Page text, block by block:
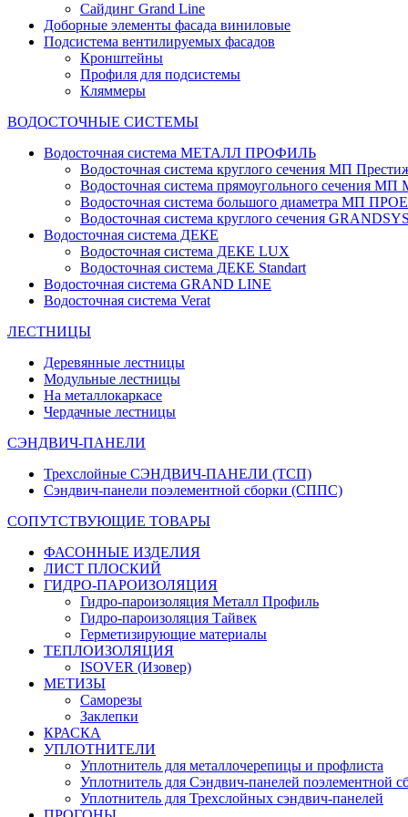
Сайдинг Grand Line
Доборные элементы фасада виниловые
Подсистема вентилируемых фасадов
Кронштейны
Профиля для подсистемы
Кляммеры
ВОДОСТОЧНЫЕ СИСТЕМЫ
Водосточная система МЕТАЛЛ ПРОФИЛЬ
Водосточная система круглого сечения МП
Водосточная система прямоугольного сечения МП
Водосточная система большого диаметра МП
Водосточная система круглого сечения
Водосточная система ДЕКЕ
Водосточная система ДЕКЕ LUX
Водосточная система ДЕКЕ Standart
Водосточная система GRAND LINE
Водосточная система Verat
ЛЕСТНИЦЫ
Деревянные лестницы
Модульные лестницы
На металлокаркасе
Чердачные лестницы
СЭНДВИЧ-ПАНЕЛИ
Трехслойные СЭНДВИЧ-ПАНЕЛИ (ТСП)
Сэндвич-панели поэлементной сборки (СППС)
СОПУТСТВУЮЩИЕ ТОВАРЫ
ФАСОННЫЕ ИЗДЕЛИЯ
ЛИСТ ПЛОСКИЙ
ГИДРО-ПАРОИЗОЛЯЦИЯ
Гидро-пароизоляция Металл Профиль
Гидро-пароизоляция Тайвек
Герметизирующие материалы
ТЕПЛОИЗОЛЯЦИЯ
ISOVER (Изовер)
МЕТИЗЫ
Саморезы
Заклепки
КРАСКА
УПЛОТНИТЕЛИ
Уплотнитель для металлочерепицы и профлиста
Уплотнитель для Сэндвич-панелей поэлементной
Уплотнитель для Трехслойных сэндвич-панелей